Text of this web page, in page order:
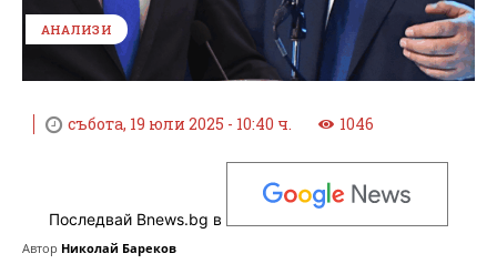
АНАЛИЗИ
събота, 19 юли 2025 - 10:40 ч. 1046
Последвай Bnews.bg в
Автор Николай Бареков